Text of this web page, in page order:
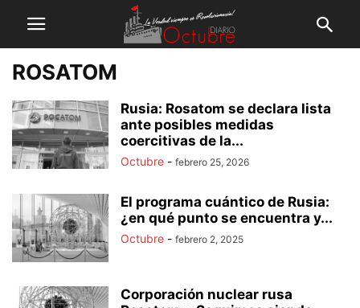
ROSATOM
Rusia: Rosatom se declara lista
ante posibles medidas
coercitivas de la...
Octubre - febrero 25, 2026
El programa cuántico de Rusia:
¿en qué punto se encuentra y...
Octubre - febrero 2, 2025
Corporación nuclear rusa